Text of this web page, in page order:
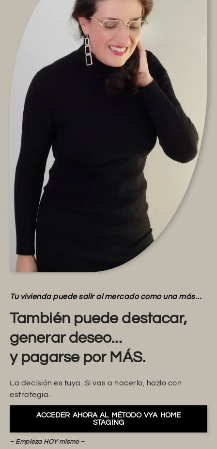
Tu vivienda puede salir al mercado como una más…
También puede destacar,
generar deseo...
y pagarse por MÁS.
La decisión es tuya. Si vas a hacerlo, hazlo con
estrategia.
ACCEDER AHORA AL MÉTODO VYA HOME
STAGING
– Empieza HOY mismo –